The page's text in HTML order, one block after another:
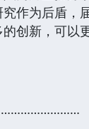
作为后盾，
创新，可以